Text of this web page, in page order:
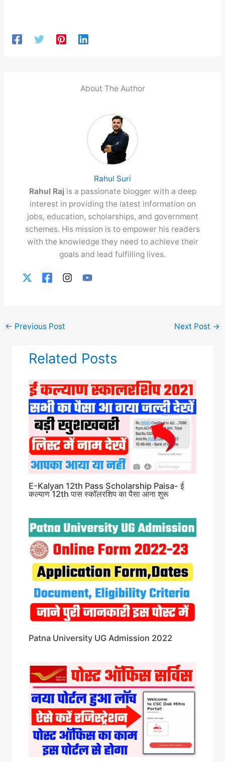
About The Author
Rahul Suri
Rahul Raj is a passionate blogger with a deep
interest in providing the latest information on
jobs, education, scholarships, and government
schemes. His mission is to empower his readers
with the knowledge they need to achieve their
goals and lead fulfilling lives.
← Previous Post Next Post →
Related Posts
E-Kalyan 12th Pass Scholarship Paisa- ई
कल्याण 12th पास स्कॉलरशिप का पैसा आना शुरू
Patna University UG Admission 2022